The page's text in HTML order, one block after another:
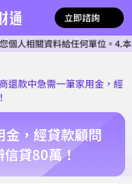
立即諮詢
資料給任何單位。4.本公
還款中急需一筆家用金，經
金，經貸款顧問
貸80萬！